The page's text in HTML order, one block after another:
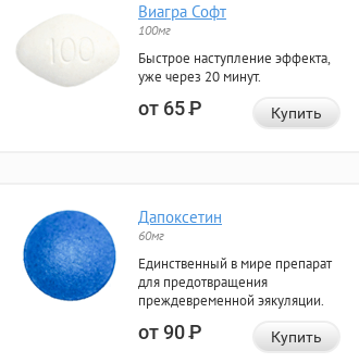
Виагра Софт
100мг
Быстрое наступление эффекта,
уже через 20 минут.
от 65Р Купить
Дапоксетин
60мг
Единственный в мире препарат
для предотвращения
преждевременной эякуляции.
от 90Р Купить